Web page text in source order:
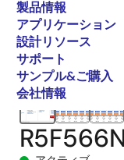
製品情報
アプリケーション
設計リソース
サポート
サンプル&ご購入
会社情報
ず